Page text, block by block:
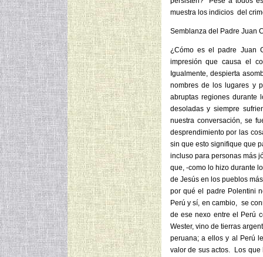
muestra los indicios del
Semblanza del Padre Juan
¿Cómo es el padre Juan
impresión que causa el
Igualmente, despierta
nombres de los lugares y
abruptas regiones durante
desoladas y siempre
nuestra conversación, se
desprendimiento por las
sin que esto signifique que
incluso para personas más
que, -como lo hizo durante
de Jesús en los pueblos
por qué el padre Polentini
Perú y sí, en cambio, se
de ese nexo entre el Perú
Wester, vino de tierras
peruana; a ellos y al Perú
valor de sus actos. Los